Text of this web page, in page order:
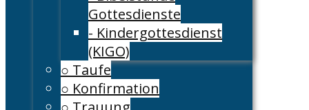
Gottesdienste
- Kindergottesdienst
(KIGO)
○ Taufe
○ Konfirmation